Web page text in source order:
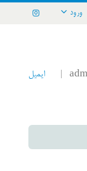
ورود
ایمیل